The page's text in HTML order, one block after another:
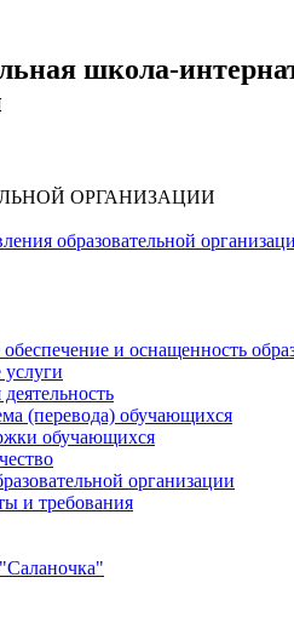
школа-
ОРГАНИЗАЦИИ
образовательной
и оснащенность
(перевода) обучающихся
обучающихся
организации
и требования